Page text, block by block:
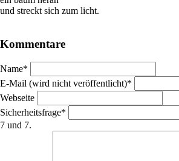
und streckt sich zum licht.
Kommentare
Pflichtfeld
Name*
Pflichtfeld
E-Mail (wird nicht veröffentlicht)*
Webseite
Pflichtfeld
Sicherheitsfrage*
7 und 7.